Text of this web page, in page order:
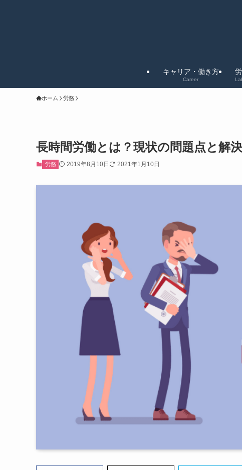
キャリア・働き方
Career
ホーム 労務
長時間労働とは？現状の問題点と解
労務 2019年8月10日 2021年1月10日